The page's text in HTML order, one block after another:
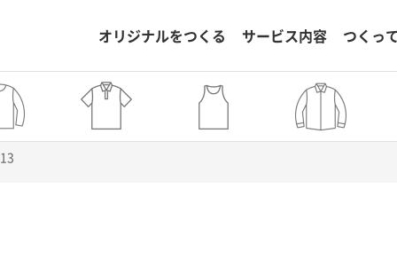
オリジナルをつくる サービス内容 つくっ